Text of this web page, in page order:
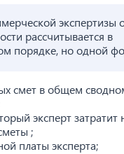
экспертизы
рассчитывается в
порядке, но одной
смет в общем
эксперт затратит
;
платы эксперта;